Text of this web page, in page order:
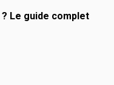
Le guide complet